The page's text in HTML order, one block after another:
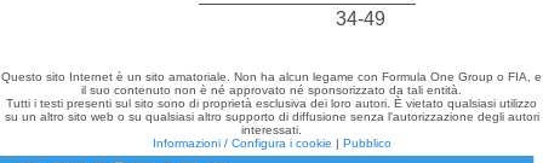
34-49
Questo sito Internet è un sito amatoriale. Non ha alcun legame con Formula One Group o FIA, e
il suo contenuto non è né approvato né sponsorizzato da tali entità.
Tutti i testi presenti sul sito sono di proprietà esclusiva dei loro autori. È vietato qualsiasi utilizzo
su un altro sito web o su qualsiasi altro supporto di diffusione senza l'autorizzazione degli autori
interessati.
Informazioni / Configura i cookie | Pubblico